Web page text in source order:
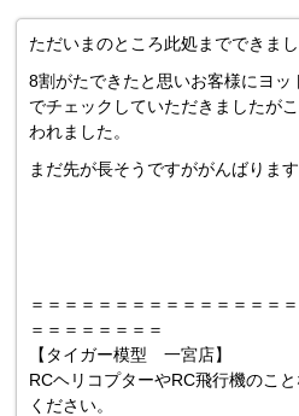
ただいまのところ此処までできまし
8割がたできたと思いお客様にヨ
でチェックしていただきましたが
われました。
まだ先が長そうですががんばります
＝＝＝＝＝＝＝＝＝＝＝＝＝＝＝
＝＝＝＝＝＝＝＝
【タイガー模型 一宮店】
RCヘリコプターやRC飛行機のこ
ください。